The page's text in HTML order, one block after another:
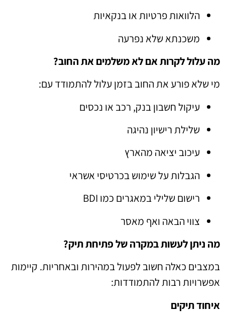
הלוואות פרטיות או בנקאיות
משכנתא שלא נפרעה
מה עלול לקרות אם לא משלמים את החוב?
מי שלא פורע את החוב בזמן עלול להתמודד עם:
עיקול חשבון בנק, רכב או נכסים
שלילת רישיון נהיגה
עיכוב יציאה מהארץ
הגבלות על שימוש בכרטיסי אשראי
רישום שלילי במאגרים כמו BDI
צווי הבאה ואף מאסר
מה ניתן לעשות במקרה של פתיחת תיק?
במצבים כאלה חשוב לפעול במהירות ובאחריות. קיימות
אפשרויות רבות להתמודדות:
איחוד תיקים